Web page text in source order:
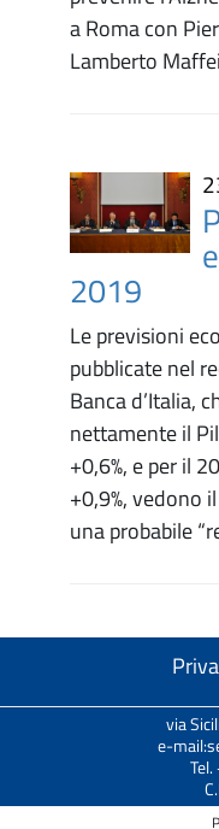
a Roma con
Lamberto Maffei
2019
Le previsioni
pubblicate nel
Banca d’Italia,
nettamente il
+0,6%, e per il
+0,9%, vedono
una probabile
via
e-